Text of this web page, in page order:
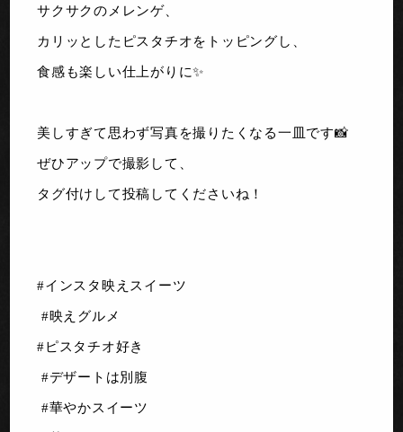
サクサクのメレンゲ、
カリッとしたピスタチオをトッピングし、
食感も楽しい仕上がりに✨
美しすぎて思わず写真を撮りたくなる一皿です📸
ぜひアップで撮影して、
タグ付けして投稿してくださいね！
#インスタ映えスイーツ
#映えグルメ
#ピスタチオ好き
#デザートは別腹
#華やかスイーツ